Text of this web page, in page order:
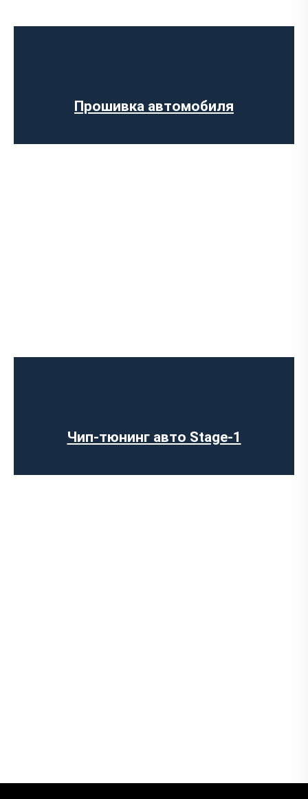
Прошивка автомобиля
Программное отключение датчика NOX
Компьютерная диагностика авто
Чип-тюнинг авто Stage-1